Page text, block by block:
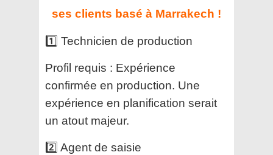
ses clients basé à Marrakech !
1️⃣ Technicien de production
Profil requis : Expérience
confirmée en production. Une
expérience en planification serait
un atout majeur.
2️⃣ Agent de saisie